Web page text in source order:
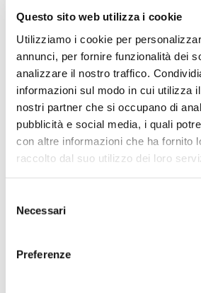
Questo sito web utilizza i cookie
Utilizziamo i cookie per
annunci, per fornire funzionalità dei
analizzare il nostro traffico.
informazioni sul modo in cui utilizza
nostri partner che si occupano di
pubblicità e social media, i quali
con altre informazioni che ha fornito
raccolto dal suo utilizzo dei loro
delNecessari
Preferenze
GROTTAMMARE. Spazio ai
Nannuzzi e Fradiani in prima
Il Grottammare
vivaio e promuove in
di prospettiva in vista
ordini dello staff
Simo...leggi
14/07/2026
MONTICELLI. Conferme
Mariani Gibellieri e Mattei
la prossima stagione. Entrambi si apprestano a
CUPRENSE. Definito lo